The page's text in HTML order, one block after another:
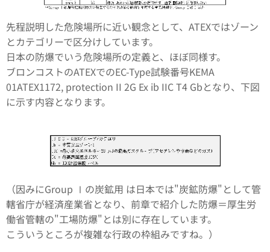
先程説明した危険場所に近い観念として、ATEXではゾーン
とカテゴリーで区分けしています。
日本の防爆でいう危険場所の定義と、ほぼ同様す。
ブロンコストのATEXでのEC-Type試験番号KEMA
01ATEX1172, protection II 2G Ex ib IIC T4 Gbとなり、下図
に示す内容となります。
（因みにGroup Ⅰの炭鉱用 は日本では"炭鉱防爆"として管
轄省庁が経済産業省となり、前章で紹介した防爆＝厚生労
働省管轄の"工場防爆"とは別に存在しています。
こういうところが複雑な行政の枠組みですね。）